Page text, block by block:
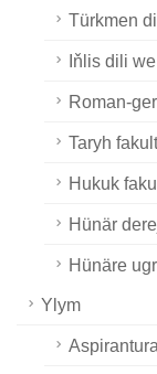
Türkmen
Iňlis dili
Roman-
Taryh
Hukuk
Hünär
Hünäre
Ylym
Aspirantura